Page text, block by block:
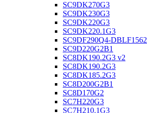
SC9DK270G3
SC9DK230G3
SC9DK220G3
SC9DK220.1G3
SC9DF290Q4-DBLF1562
SC9D220G2B1
SC8DK190.2G3 v2
SC8DK190.2G3
SC8DK185.2G3
SC8D200G2B1
SC8D170G2
SC7H220G3
SC7H210.1G3